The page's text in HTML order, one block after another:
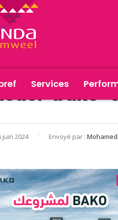
Servicesbako-
juin 2024 Envoyé par :